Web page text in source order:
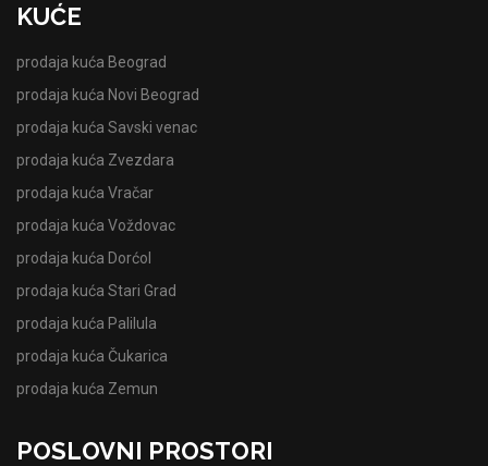
KUĆE
prodaja kuća Beograd
prodaja kuća Novi Beograd
prodaja kuća Savski venac
prodaja kuća Zvezdara
prodaja kuća Vračar
prodaja kuća Voždovac
prodaja kuća Dorćol
prodaja kuća Stari Grad
prodaja kuća Palilula
prodaja kuća Čukarica
prodaja kuća Zemun
POSLOVNI PROSTORI